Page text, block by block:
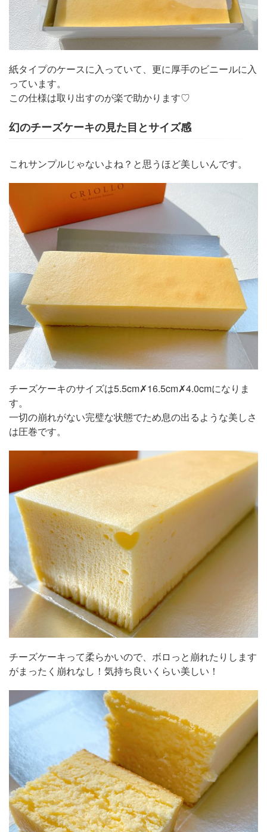
紙タイプのケースに入っていて、更に厚手のビニールに入
っています。
この仕様は取り出すのが楽で助かります♡
幻のチーズケーキの見た目とサイズ感
これサンプルじゃないよね？と思うほど美しいんです。
チーズケーキのサイズは5.5cm✗16.5cm✗4.0cmになりま
す。
一切の崩れがない完璧な状態でため息の出るような美しさ
は圧巻です。
チーズケーキって柔らかいので、ボロっと崩れたりします
がまったく崩れなし！気持ち良いくらい美しい！